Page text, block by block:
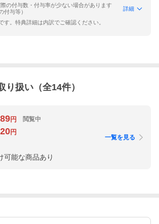
の付与数・付与率が少ない場合があります
付与等）
詳細
す。特典詳細は内訳でご確認ください。
り扱い（全14件）
円
閲覧中
円
可能な商品あり
一覧を見る